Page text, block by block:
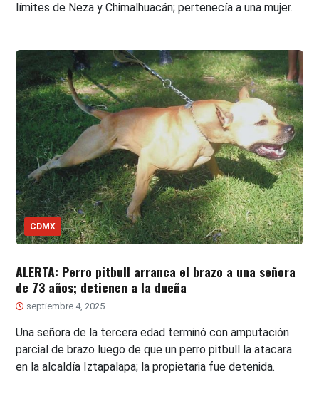
límites de Neza y Chimalhuacán; pertenecía a una mujer.
CDMX
ALERTA: Perro pitbull arranca el brazo a una señora
de 73 años; detienen a la dueña
septiembre 4, 2025
Una señora de la tercera edad terminó con amputación
parcial de brazo luego de que un perro pitbull la atacara
en la alcaldía Iztapalapa; la propietaria fue detenida.